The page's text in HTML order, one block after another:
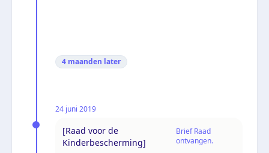
4 maanden later
24 juni 2019
[Raad voor de
Kinderbescherming]
Brief Raad
ontvangen.